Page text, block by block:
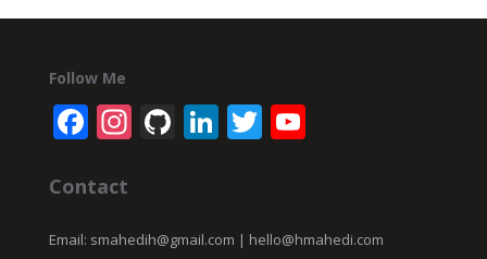
Follow Me
Facebook
Instagram
GitHub
LinkedIn
Twitter
Contact
Email: smahedih@gmail.com | hello@hmahedi.com